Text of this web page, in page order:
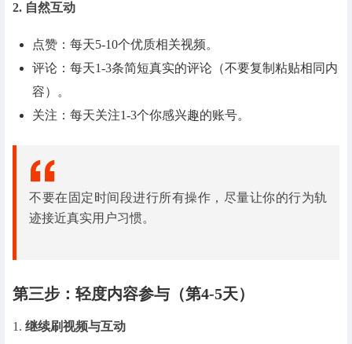
2. 自然互动
点赞：每天5-10个优质相关视频。
评论：每天1-3条简短真实的评论（不要复制粘贴相同内
容）。
关注：每天关注1-3个你感兴趣的账号。
不要在固定时间段进行所有操作，尽量让你的行为轨
迹接近真实用户习惯。
第三步：轻度内容参与（第4-5天）
1. 继续刷视频与互动